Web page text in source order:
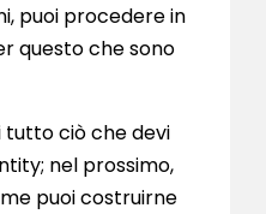
puoi procedere in
questo che sono
ciò che devi
nel prossimo,
puoi costruirne